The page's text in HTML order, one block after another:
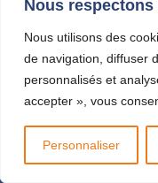
Nous
Nous utilisons des
de navigation, diffuser
personnalisés et
accepter », vous
Personnaliser